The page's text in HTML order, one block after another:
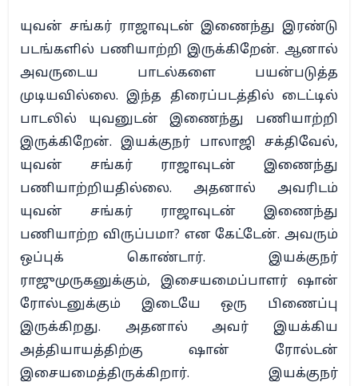
யுவன் சங்கர் ராஜாவுடன் இணைந்து இரண்டு
படங்களில் பணியாற்றி இருக்கிறேன். ஆனால்
அவருடைய பாடல்களை பயன்படுத்த
முடியவில்லை. இந்த திரைப்படத்தில் டைட்டில்
பாடலில் யுவனுடன் இணைந்து பணியாற்றி
இருக்கிறேன். இயக்குநர் பாலாஜி சக்திவேல்,
யுவன் சங்கர் ராஜாவுடன் இணைந்து
பணியாற்றியதில்லை. அதனால் அவரிடம்
யுவன் சங்கர் ராஜாவுடன் இணைந்து
பணியாற்ற விருப்பமா? என கேட்டேன். அவரும்
ஒப்புக் கொண்டார். இயக்குநர்
ராஜுமுருகனுக்கும், இசையமைப்பாளர் ஷான்
ரோல்டனுக்கும் இடையே ஒரு பிணைப்பு
இருக்கிறது. அதனால் அவர் இயக்கிய
அத்தியாயத்திற்கு ஷான் ரோல்டன்
இசையமைத்திருக்கிறார். இயக்குநர்